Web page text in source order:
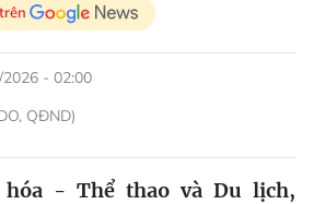
- 02:00
QĐND)
hóa - Thể thao và Du lịch,